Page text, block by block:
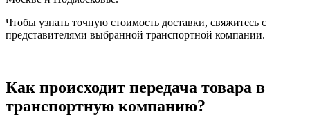
Чтобы узнать точную стоимость доставки, свяжитесь с
представителями выбранной транспортной компании.
Как происходит передача товара в
транспортную компанию?